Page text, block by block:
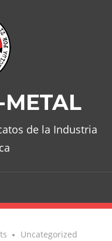
METAL
de la Industria
Uncategorized